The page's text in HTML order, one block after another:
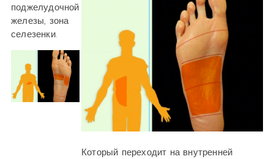
поджелудочной
железы, зона
селезенки.
Который переходит на внутренней